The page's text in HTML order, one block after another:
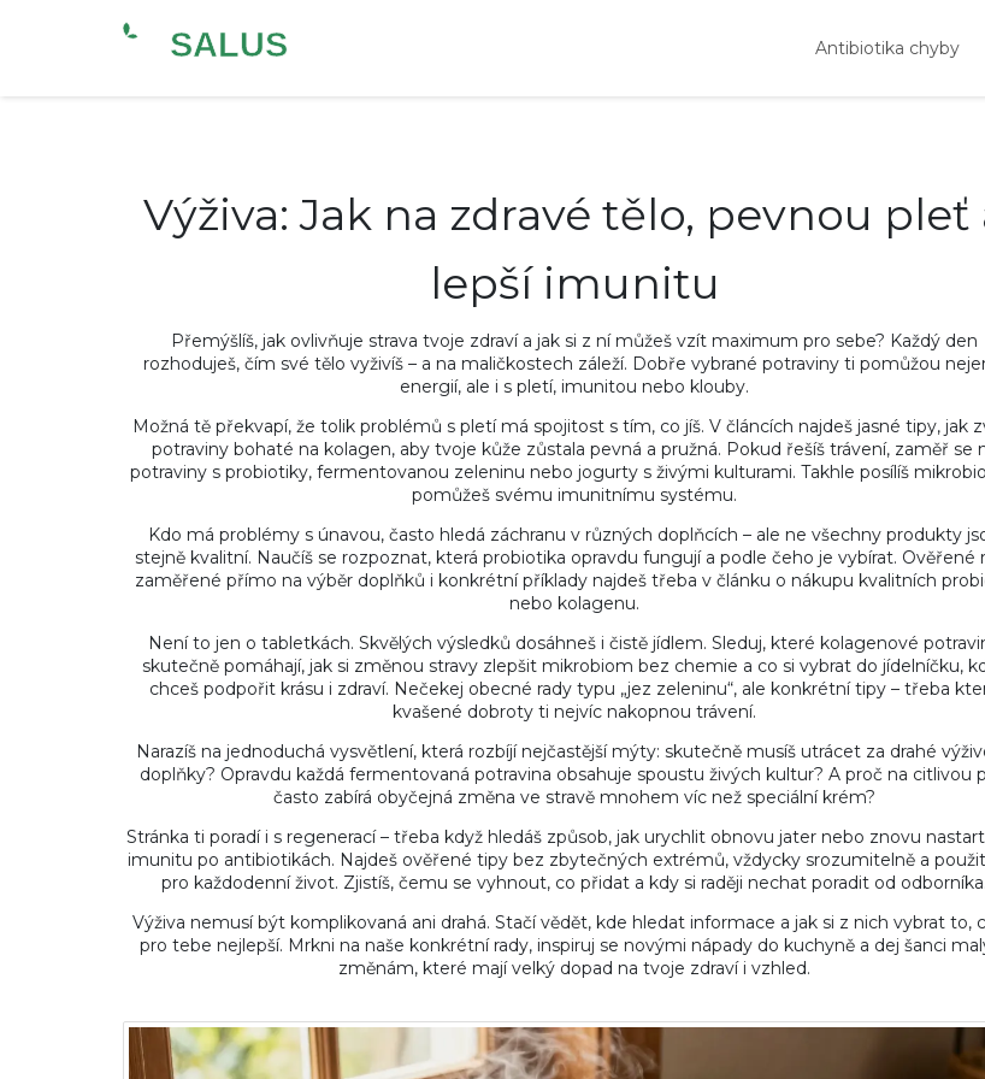
Antibiotika chyby
Výživa: Jak na zdravé tělo, pevnou pleť
lepší imunitu
Přemýšlíš, jak ovlivňuje strava tvoje zdraví a jak si z ní můžeš vzít maximum pro sebe? Každý den
rozhoduješ, čím své tělo vyživíš – a na maličkostech záleží. Dobře vybrané potraviny ti pomůžou
energií, ale i s pletí, imunitou nebo klouby.
Možná tě překvapí, že tolik problémů s pletí má spojitost s tím, co jíš. V článcích najdeš jasné tipy, jak
potraviny bohaté na kolagen, aby tvoje kůže zůstala pevná a pružná. Pokud řešíš trávení, zaměř se
potraviny s probiotiky, fermentovanou zeleninu nebo jogurty s živými kulturami. Takhle posílíš
pomůžeš svému imunitnímu systému.
Kdo má problémy s únavou, často hledá záchranu v různých doplňcích – ale ne všechny produkty
stejně kvalitní. Naučíš se rozpoznat, která probiotika opravdu fungují a podle čeho je vybírat. Ověřené
zaměřené přímo na výběr doplňků i konkrétní příklady najdeš třeba v článku o nákupu kvalitních
nebo kolagenu.
Není to jen o tabletkách. Skvělých výsledků dosáhneš i čistě jídlem. Sleduj, které kolagenové
skutečně pomáhají, jak si změnou stravy zlepšit mikrobiom bez chemie a co si vybrat do jídelníčku,
chceš podpořit krásu i zdraví. Nečekej obecné rady typu „jez zeleninu“, ale konkrétní tipy – třeba
kvašené dobroty ti nejvíc nakopnou trávení.
Narazíš na jednoduchá vysvětlení, která rozbíjí nejčastější mýty: skutečně musíš utrácet za drahé
doplňky? Opravdu každá fermentovaná potravina obsahuje spoustu živých kultur? A proč na citlivou
často zabírá obyčejná změna ve stravě mnohem víc než speciální krém?
Stránka ti poradí i s regenerací – třeba když hledáš způsob, jak urychlit obnovu jater nebo znovu
imunitu po antibiotikách. Najdeš ověřené tipy bez zbytečných extrémů, vždycky srozumitelně a
pro každodenní život. Zjistíš, čemu se vyhnout, co přidat a kdy si raději nechat poradit od odborníka.
Výživa nemusí být komplikovaná ani drahá. Stačí vědět, kde hledat informace a jak si z nich vybrat to,
pro tebe nejlepší. Mrkni na naše konkrétní rady, inspiruj se novými nápady do kuchyně a dej šanci
změnám, které mají velký dopad na tvoje zdraví i vzhled.